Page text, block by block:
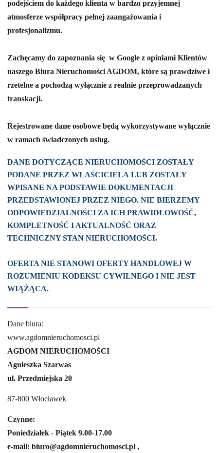
podejściem do każdego klienta w bardzo przyjemnej
atmosferze współpracy pełnej zaangażowania i
profesjonalizmu.
Zachęcamy do zapoznania się w Google z opiniami Klientów
naszego Biura Nieruchomości AGDOM, które są prawdziwe i
rzetelne a pochodzą wyłącznie z realnie przeprowadzanych
transkacji.
Rejestrowane dane osobowe będą wykorzystywane wyłącznie
w ramach świadczonych usług.
DANE DOTYCZĄCE NIERUCHOMOŚCI ZOSTAŁY
PODANE PRZEZ WŁAŚCICIELA LUB ZOSTAŁY
WPISANE NA PODSTAWIE DOKUMENTACJI
PRZEDSTAWIONEJ PRZEZ NIEGO. NIE BIERZEMY
ODPOWIEDZIALNOŚCI ZA ICH PRAWIDŁOWOŚĆ,
KOMPLETNOŚĆ I AKTUALNOŚĆ ORAZ
TECHNICZNY STAN NIERUCHOMOŚCI.
OFERTA NIE STANOWI OFERTY HANDLOWEJ W
ROZUMIENIU KODEKSU CYWILNEGO I NIE JEST
WIĄŻĄCA.
Dane biura:
www.agdomnieruchomosci.pl
AGDOM NIERUCHOMOŚCI
Agnieszka Szarwas
ul. Przedmiejska 20
87-800 Włocławek
Czynne:
Poniedziałek - Piątek 9.00-17.00
e-mail: biuro@agdomnieruchomosci.pl ,